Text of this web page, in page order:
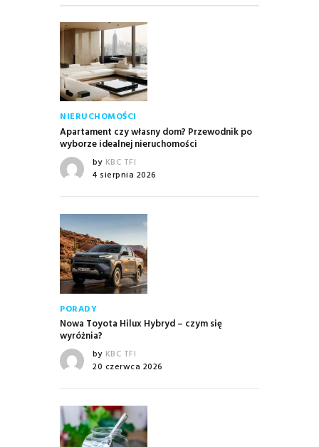
NIERUCHOMOŚCI
Apartament czy własny dom? Przewodnik po
wyborze idealnej nieruchomości
by KBC TFI
4 sierpnia 2026
PORADY
Nowa Toyota Hilux Hybryd – czym się
wyróżnia?
by KBC TFI
20 czerwca 2026